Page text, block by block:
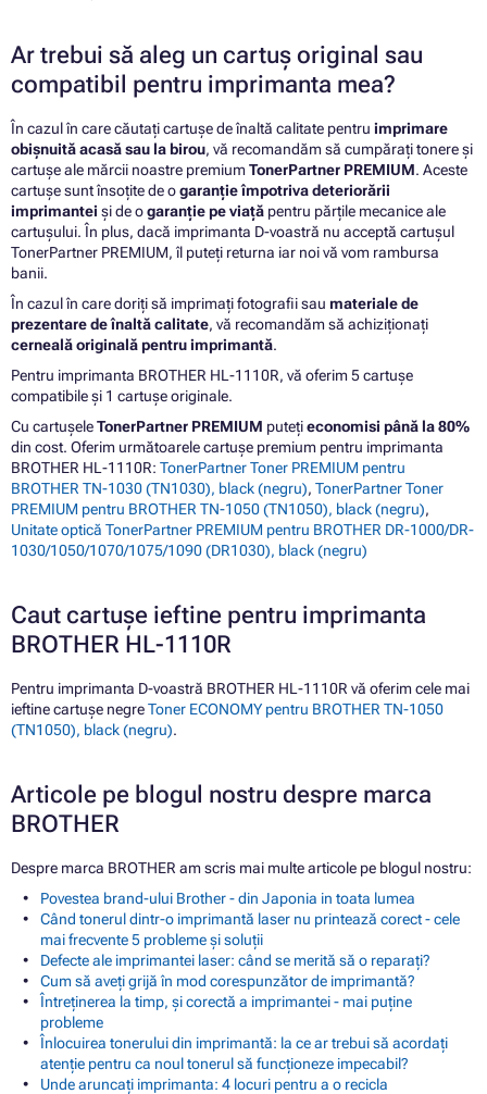
Ar trebui să aleg un cartuș original sau
compatibil pentru imprimanta mea?
În cazul în care căutați cartușe de înaltă calitate pentru imprimare
obișnuită acasă sau la birou, vă recomandăm să cumpărați tonere și
cartușe ale mărcii noastre premiumTonerPartner PREMIUM. Aceste
cartușe sunt însoțite de ogaranție împotriva deteriorării
imprimantei și de ogaranție pe viață pentru părțile mecanice ale
cartușului. În plus, dacă imprimanta D-voastră nu acceptă cartușul
TonerPartner PREMIUM, îl puteți returna iar noi vă vom rambursa
banii.
În cazul în care doriți să imprimați fotografii sau materiale de
prezentare de înaltă calitate, vă recomandăm să achiziționați
cerneală originală pentru imprimantă.
Pentru imprimanta BROTHER HL-1110R, vă oferim 5 cartușe
compatibile și 1 cartușe originale.
Cu cartușeleTonerPartner PREMIUM putețieconomisi până la 80%
din cost. Oferim următoarele cartușe premium pentru imprimanta
BROTHER HL-1110R: TonerPartner Toner PREMIUM pentru
BROTHER TN-1030 (TN1030), black (negru), TonerPartner Toner
PREMIUM pentru BROTHER TN-1050 (TN1050), black (negru),
Unitate optică TonerPartner PREMIUM pentru BROTHER DR-1000/DR-
1030/1050/1070/1075/1090 (DR1030), black (negru)
Caut cartușe ieftine pentru imprimanta
BROTHER HL-1110R
Pentru imprimanta D-voastră BROTHER HL-1110R vă oferim cele mai
ieftine cartușe negreToner ECONOMY pentru BROTHER TN-1050
(TN1050), black (negru).
Articole pe blogul nostru despre marca
BROTHER
Despre marca BROTHER am scris mai multe articole pe blogul nostru:
Povestea brand-ului Brother - din Japonia in toata lumea
Când tonerul dintr-o imprimantă laser nu printează corect - cele
mai frecvente 5 probleme și soluții
Defecte ale imprimantei laser: când se merită să o reparați?
Cum să aveți grijă în mod corespunzător de imprimantă?
Întreținerea la timp, și corectă a imprimantei - mai puține
probleme
Înlocuirea tonerului din imprimantă: la ce ar trebui să acordați
atenție pentru ca noul tonerul să funcționeze impecabil?
Unde aruncați imprimanta: 4 locuri pentru a o recicla